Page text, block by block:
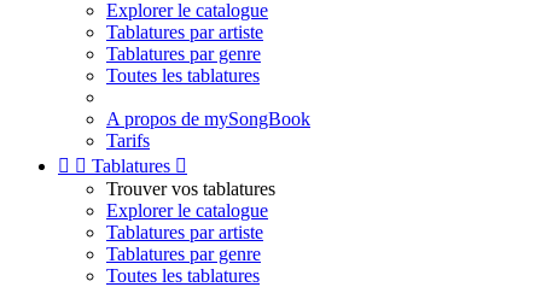
Explorer le catalogue
Tablatures par artiste
Tablatures par genre
Toutes les tablatures
A propos de mySongBook
Tarifs
  Tablatures 
Trouver vos tablatures
Explorer le catalogue
Tablatures par artiste
Tablatures par genre
Toutes les tablatures